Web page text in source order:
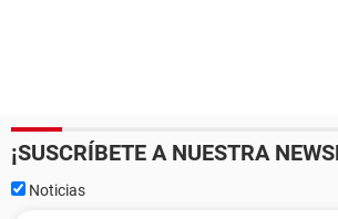
¡SUSCRÍBETE A NUESTRA
Noticias